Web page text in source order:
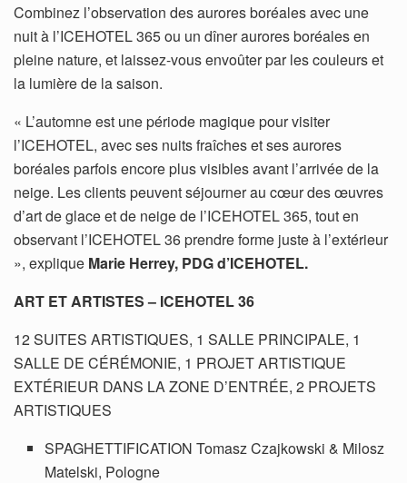
Combinez l’observation des aurores boréales avec une
nuit à l’ICEHOTEL 365 ou un dîner aurores boréales en
pleine nature, et laissez-vous envoûter par les couleurs et
la lumière de la saison.
« L’automne est une période magique pour visiter
l’ICEHOTEL, avec ses nuits fraîches et ses aurores
boréales parfois encore plus visibles avant l’arrivée de la
neige. Les clients peuvent séjourner au cœur des œuvres
d’art de glace et de neige de l’ICEHOTEL 365, tout en
observant l’ICEHOTEL 36 prendre forme juste à l’extérieur
», explique Marie Herrey, PDG d’ICEHOTEL.
ART ET ARTISTES – ICEHOTEL 36
12 SUITES ARTISTIQUES, 1 SALLE PRINCIPALE, 1
SALLE DE CÉRÉMONIE, 1 PROJET ARTISTIQUE
EXTÉRIEUR DANS LA ZONE D’ENTRÉE, 2 PROJETS
ARTISTIQUES
SPAGHETTIFICATION Tomasz Czajkowski & Milosz
Matelski, Pologne